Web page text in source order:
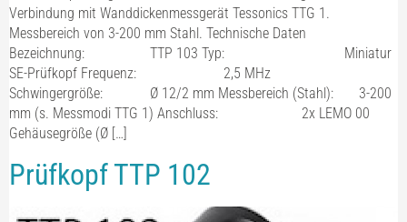
Verbindung mit Wanddickenmessgerät Tessonics TTG 1.
Messbereich von 3-200 mm Stahl. Technische Daten
Bezeichnung: TTP 103 Typ: Miniatur
SE-Prüfkopf Frequenz: 2,5 MHz
Schwingergröße: Ø 12/2 mm Messbereich (Stahl): 3-200
mm (s. Messmodi TTG 1) Anschluss: 2x LEMO 00
Gehäusegröße (Ø […]
Prüfkopf TTP 102